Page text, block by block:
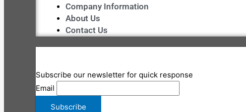
Company Information
About Us
Contact Us
Subscribe our newsletter for quick response
Email